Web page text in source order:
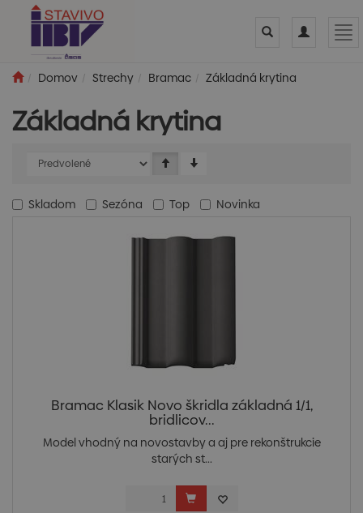
Toggle
Toggle
Domov
Strechy Bramac Základná krytina
Základná krytina
Skladom Sezóna Top Novinka
Bramac Klasik Novo škridla základná 1/1,
bridlicov...
Model vhodný na novostavby a aj pre rekonštrukcie
starých st...